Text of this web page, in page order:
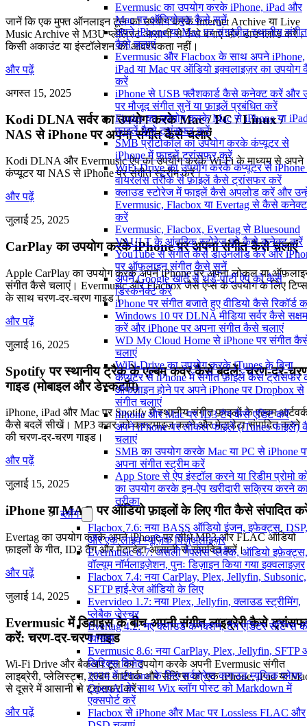
Evermusic का उपयोग करके iPhone, iPad और
Mac पर ऑडियोबुक कैसे सुनें
अपने iPhone या Mac पर संग्रहीत स्थानीय संगीत
कैसे चलाएं
Evermusic और Flacbox के साथ अपने iPhone,
iPad या Mac पर ऑडियो इक्वलाइज़र का उपयोग
करें
iPhone से USB फ्लैशकार्ड कैसे कनेक्ट करें और
पर मौजूद संगीत सुनें या फ़ाइलें प्रबंधित करें
Finder का उपयोग करके Mac से iPhone या
फ़ाइलें कैसे ट्रांसफर करें
SMB प्रोटोकॉल का उपयोग करके कंप्यूटर से
iPhone में फ़ाइलें ट्रांसफर करें
WiFi-Drive का उपयोग करके कंप्यूटर से iPhone
वायरलेस तरीके से फ़ाइलें कैसे ट्रांसफर करें
क्लाउड स्टोरेज में फाइलें कैसे अपलोड करें और
Evermusic, Flacbox या Evertag से कैसे कनेक्ट
करें
Evermusic, Flacbox, Evertag से Bluesound
VAULT के आंतरिक स्टोरेज को कैसे कनेक्ट करें
YouTube से संगीत कैसे डाउनलोड करें और
पर ऑफ़लाइन संगीत कैसे सुनें
अपने Google खाते से थर्ड-पार्टी ऐप को कैसे
डिस्कनेक्ट करें
iPhone पर संगीत बजाते हुए वीडियो कैसे रिकॉर्ड
Windows 10 पर DLNA मीडिया सर्वर कैसे सक्षम
करें और iPhone पर अपना संगीत कैसे चलाएं
WD My Cloud Home से iPhone पर संगीत
चलाएं
WiFi-Drive का उपयोग करके iTunes के बिना
कंप्यूटर से iPhone में संगीत फ़ाइलें कैसे ट्रांसफर
ऑफलाइन होने पर अपने iPhone पर Dropbox से
संगीत चलाएं
iPhone और Mac पर ID3 टैग कैसे एडिट करें
अपने iPhone पर लोकल फाइलें (iTunes फाइलें)
चलाएं
SMB का उपयोग करके Mac या PC से iPhone
अपना संगीत स्ट्रीम करें
App Store से ऐप इंस्टॉल करने या रिडीम प्रोमो
का उपयोग करके इन-ऐप खरीदारी सक्रिय करने
तरीका
ब्लॉग
Flacbox 7.6: नया BASS ऑडियो इंजन, इफेक्ट्स, DSP,
और एक लाइव म्यूज़िक विज़ुअलाइज़र
Evermusic 8.7: असली गैपलेस प्लेबैक, ऑडियो इफ़ेक्ट्स,
वॉल्यूम नॉर्मलाइज़ेशन, पुनः डिज़ाइन किया गया इक्वलाइज़र
Flacbox 7.4: नया CarPlay, Plex, Jellyfin, Subsonic,
SFTP हाई-रेज ऑडियो के लिए
Evervideo 1.7: नया Plex, Jellyfin, क्लाउड स्ट्रीमिंग,
प्लेबैक जेस्चर
Evertag 4.2: नए क्लाउड कनेक्शन, टैग एडिटर सेटिंग्स
व्याख्या
Evermusic 8.6: नया CarPlay, Plex, Jellyfin, SFTP
लिरिक्स विजेट
2026 में iPhone के लिए सर्वश्रेष्ठ क्लाउड म्यूजिक प्लेयर
OpenAI के साथ Wix ब्लॉग पोस्ट को Markdown में
एक्सपोर्ट करें
Flacbox से iPhone और Mac पर Lossless FLAC और
जानें कि एक मुफ्त ऑनलाइन टूल का उपयोग करके Internet Archive या Live
Music Archive से M3U प्लेलिस्ट आसानी से कैसे बनाएं और डाउनलोड करें।
किसी अकाउंट या इंस्टॉलेशन की आवश्यकता नहीं।
और पढ़ें
अगस्त 15, 2025
Kodi DLNA सर्वर का उपयोग करके Mac / PC / Linux /
NAS से iPhone पर अपना संगीत कैसे चलाएं
Kodi DLNA और Evermusic ऐप का उपयोग करके Wi-Fi के माध्यम से अपने
कंप्यूटर या NAS से iPhone पर संगीत स्ट्रीम करें।
और पढ़ें
जुलाई 25, 2025
CarPlay का उपयोग करके iPhone पर अपना संगीत कैसे चलाएं
Apple CarPlay का उपयोग करके अपने iPhone पर अपना लोकल या
संगीत कैसे चलाएं। Evermusic और Flacbox जैसे ऐप्स के उपयोग के लिए टिप्स
के साथ चरण-दर-चरण गाइड।
और पढ़ें
जुलाई 16, 2025
Spotify पर स्थानीय ट्रैक के एल्बम कवर कैसे बदलें: चरण-दर-
गाइड (मोबाइल और डेस्कटॉप)
iPhone, iPad और Mac पर Spotify में स्थानीय संगीत फ़ाइलों के एल्बम
कैसे बदलें सीखें। MP3 कवर को कस्टमाइज़ करने और मेटाडेटा संपादित करने
की चरण-दर-चरण गाइड।
और पढ़ें
जुलाई 15, 2025
iPhone या MAC पर ऑडियो फ़ाइलों के लिए गीत कैसे संपादित
Evertag का उपयोग करके अपने iPhone पर सीधे MP3 और FLAC ऑडियो
फ़ाइलों के गीत, ID3 टैग और मेटाडेटा आसानी से संपादित करें।
और पढ़ें
जुलाई 14, 2025
Evermusic में डिवाइस के बीच अपनी संगीत लाइब्रेरी कैसे
करें: चरण-दर-चरण गाइड
Wi-Fi Drive और बैकअप टूल का उपयोग करके अपनी Evermusic संगीत
लाइब्रेरी, प्लेलिस्ट्स, एल्बम आर्टवर्क और सेटिंग्स को एक iPhone, iPad या
से दूसरे में आसानी से ट्रांसफर करें।
और पढ़ें